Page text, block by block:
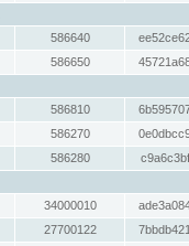
586640
586650
586810
586270
586280
34000010
27700122